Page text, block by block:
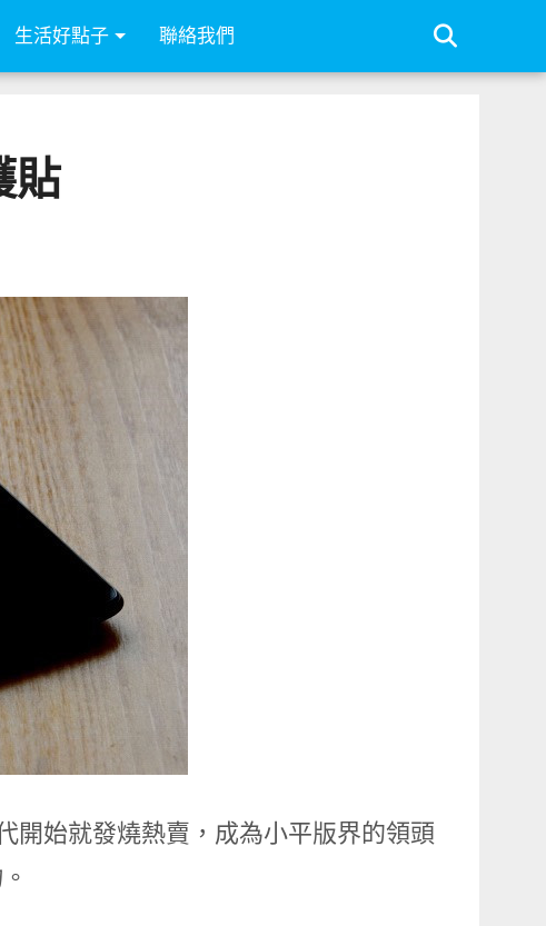
生活好點子 聯絡我們
貼
開始就發燒熱賣，成為小平版界的領頭